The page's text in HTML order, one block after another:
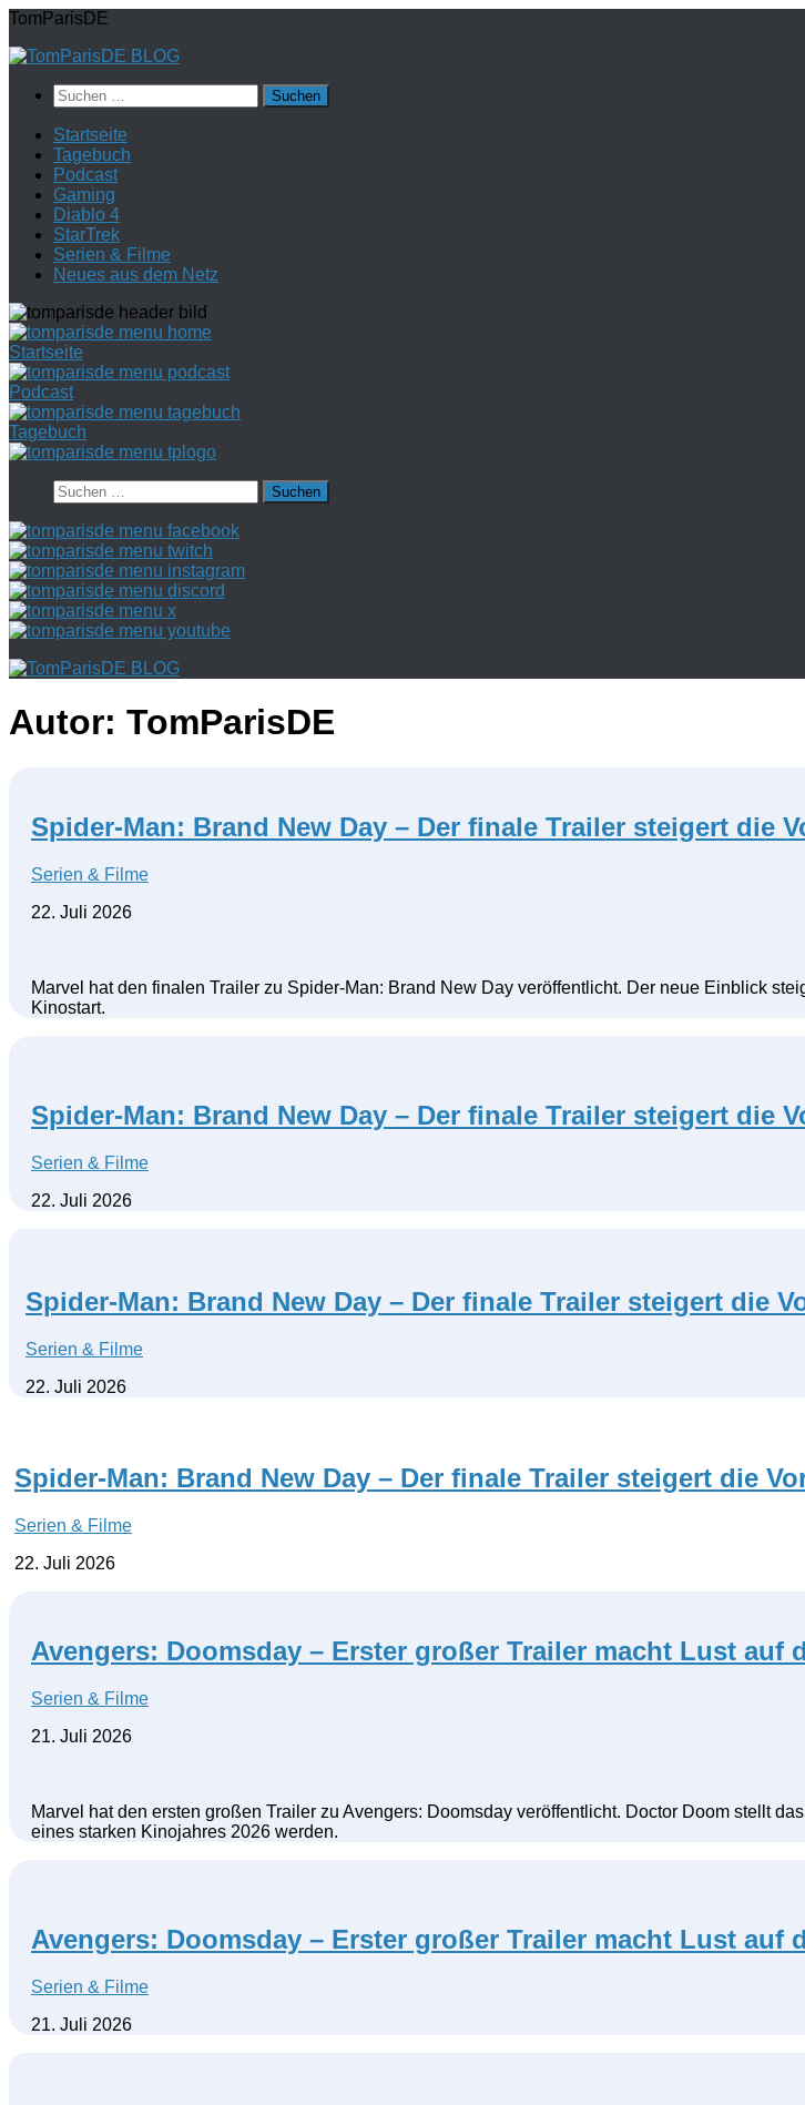
Zum
springen
TomParisDE
Suchen
nach:
Startseite
Tagebuch
Podcast
Gaming
Diablo 4
StarTrek
Serien & Filme
Neues aus dem Netz
Startseite
Podcast
Tagebuch
Suchen
nach:
Autor: TomParisDE
Spider-Man: Brand New Day – Der finale Trailer steigert die
Serien & Filme
22. Juli 2026
Marvel hat den finalen Trailer zu Spider-Man: Brand New Day veröffentlicht. Der neue Einblick
Kinostart.
Spider-Man: Brand New Day – Der finale Trailer steigert die
Serien & Filme
22. Juli 2026
Spider-Man: Brand New Day – Der finale Trailer steigert die
Serien & Filme
22. Juli 2026
Spider-Man: Brand New Day – Der finale Trailer steigert die
Serien & Filme
22. Juli 2026
Avengers: Doomsday – Erster großer Trailer macht Lust auf
Serien & Filme
21. Juli 2026
Marvel hat den ersten großen Trailer zu Avengers: Doomsday veröffentlicht. Doctor Doom stellt
eines starken Kinojahres 2026 werden.
Avengers: Doomsday – Erster großer Trailer macht Lust auf
Serien & Filme
21. Juli 2026